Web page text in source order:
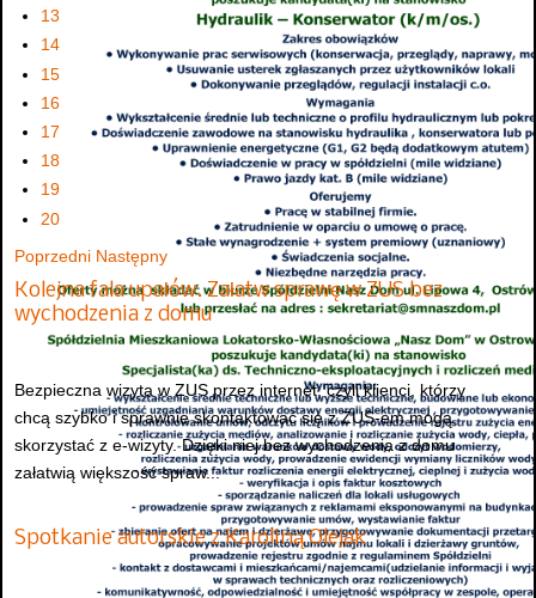
13
14
15
16
17
18
19
20
Poprzedni Następny
Kolejna fala upałów. Załatw sprawę w ZUS bez
wychodzenia z domu
Bezpieczna wizyta w ZUS przez internet, czyli klienci, którzy
chcą szybko i sprawnie skontaktować się z ZUS-em mogą
skorzystać z e-wizyty. Dzięki niej bez wychodzenia z domu
załatwią większość spraw...
Spotkanie autorskie z Karoliną Olejak